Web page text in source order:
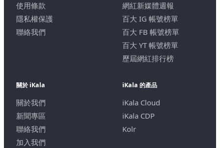
使用條款
隱私權保護
聯絡我們
網紅新媒體週報
百大 IG 帳號榜單
百大 FB 帳號榜單
百大 YT 帳號榜單
歷屆網紅排行榜
關於 iKala
關於我們
新聞專區
聯絡我們
加入我們
iKala 的產品
iKala Cloud
iKala CDP
Kolr